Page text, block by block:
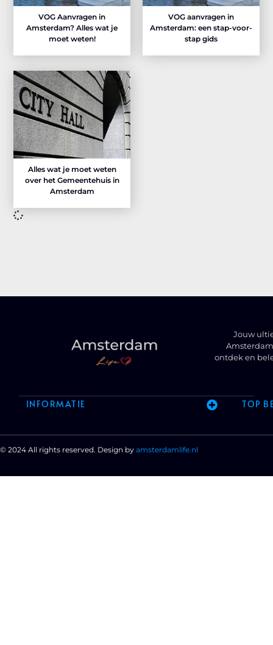
VOG Aanvragen in
Amsterdam? Alles wat je
moet weten!
VOG aanvragen in
Amsterdam: een stap-voor-
stap gids
Alles wat je moet weten
over het Gemeentehuis in
Amsterdam
Jouw
ontdek en
INFORMATIE TOP
© 2024 All rights reserved. Design by amsterdamlife.nl